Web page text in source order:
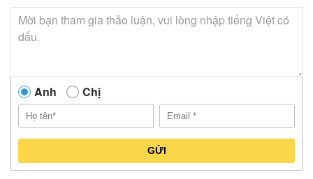
Anh Chị
GỬI